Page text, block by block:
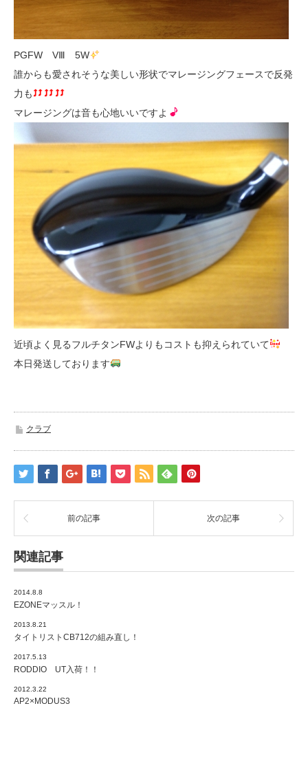
PGFW VⅢ 5W
誰からも愛されそうな美しい形状でマレージングフェースで反発
力も
マレージングは音も心地いいですよ
近頃よく見るフルチタンFWよりもコストも抑えられていて
本日発送しております
クラブ
前の記事 次の記事
関連記事
2014.8.8
EZONEマッスル！
2013.8.21
タイトリストCB712の組み直し！
2017.5.13
RODDIO UT入荷！！
2012.3.22
AP2×MODUS3